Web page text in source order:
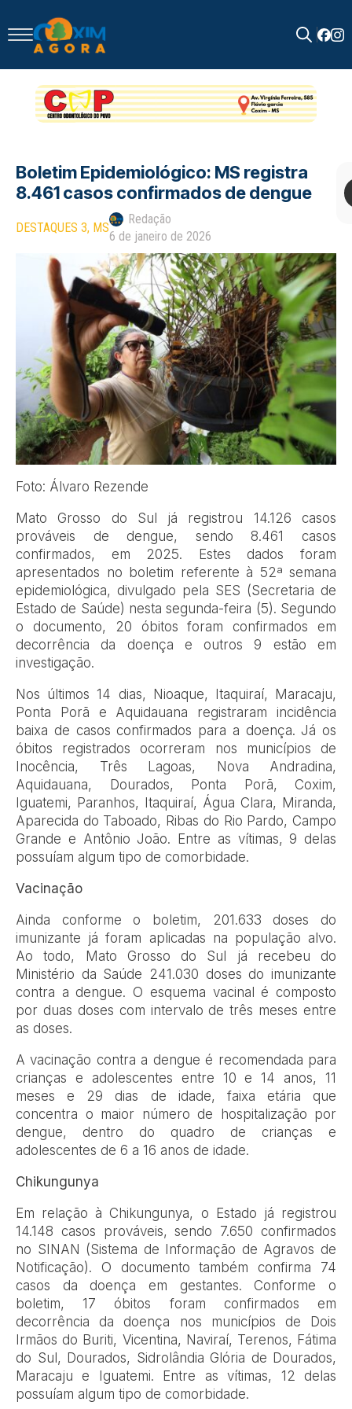
for:
Boletim Epidemiológico: MS registra
8.461 casos confirmados de dengue
DESTAQUES 3 MS
Redação
6 de janeiro de 2026
Foto: Álvaro Rezende
Mato Grosso do Sul já registrou 14.126 casos
prováveis de dengue, sendo 8.461 casos
confirmados, em 2025. Estes dados foram
apresentados no boletim referente à 52ª semana
epidemiológica, divulgado pela SES (Secretaria de
Estado de Saúde) nesta segunda-feira (5). Segundo
o documento, 20 óbitos foram confirmados em
decorrência da doença e outros 9 estão em
investigação.
Nos últimos 14 dias, Nioaque, Itaquiraí, Maracaju,
Ponta Porã e Aquidauana registraram incidência
baixa de casos confirmados para a doença. Já os
óbitos registrados ocorreram nos municípios de
Inocência, Três Lagoas, Nova Andradina,
Aquidauana, Dourados, Ponta Porã, Coxim,
Iguatemi, Paranhos, Itaquiraí, Água Clara, Miranda,
Aparecida do Taboado, Ribas do Rio Pardo, Campo
Grande e Antônio João. Entre as vítimas, 9 delas
possuíam algum tipo de comorbidade.
Vacinação
Ainda conforme o boletim, 201.633 doses do
imunizante já foram aplicadas na população alvo.
Ao todo, Mato Grosso do Sul já recebeu do
Ministério da Saúde 241.030 doses do imunizante
contra a dengue. O esquema vacinal é composto
por duas doses com intervalo de três meses entre
as doses.
A vacinação contra a dengue é recomendada para
crianças e adolescentes entre 10 e 14 anos, 11
meses e 29 dias de idade, faixa etária que
concentra o maior número de hospitalização por
dengue, dentro do quadro de crianças e
adolescentes de 6 a 16 anos de idade.
Chikungunya
Em relação à Chikungunya, o Estado já registrou
14.148 casos prováveis, sendo 7.650 confirmados
no SINAN (Sistema de Informação de Agravos de
Notificação). O documento também confirma 74
casos da doença em gestantes. Conforme o
boletim, 17 óbitos foram confirmados em
decorrência da doença nos municípios de Dois
Irmãos do Buriti, Vicentina, Naviraí, Terenos, Fátima
do Sul, Dourados, Sidrolândia Glória de Dourados,
Maracaju e Iguatemi. Entre as vítimas, 12 delas
possuíam algum tipo de comorbidade.